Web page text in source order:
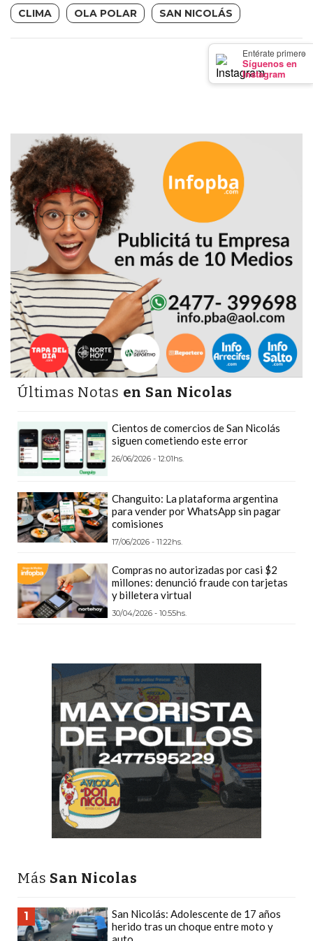
×
Entérate primero
Síguenos en
Instagram
GIMNASIO
SUPLEMENTOS
DEPORTIVOS
EN
PERGAMINO
SUPLEMENTOS
DEPORTIVOS
PERGAMINO:
LOS
MEJORES
PRECIOS
WHEY
PROTEIN
EN
PERGAMINO:
COMPRAR
EL
MEJOR
GIMNASIO
DE
PERGAMINO
TIENDA
ONLINE
GRATIS
SUPLEMENTOS
PERGAMINO:
DÓNDE
COMPRAR
PROTEÍNA,
CREATINA
ENTRENO
ASESORAMIENTO
QUÉ
CHANGUITO.COM.AR
Y
CLIMA OLA POLAR SAN NICOLÁS
Últimas Notas en San Nicolas
Cientos de comercios de San Nicolás
siguen cometiendo este error
26/06/2026 - 12:01hs.
Changuito: La plataforma argentina
para vender por WhatsApp sin pagar
comisiones
17/06/2026 - 11:22hs.
Compras no autorizadas por casi $2
millones: denunció fraude con tarjetas
y billetera virtual
30/04/2026 - 10:55hs.
Más San Nicolas
1
San Nicolás: Adolescente de 17 años
herido tras un choque entre moto y